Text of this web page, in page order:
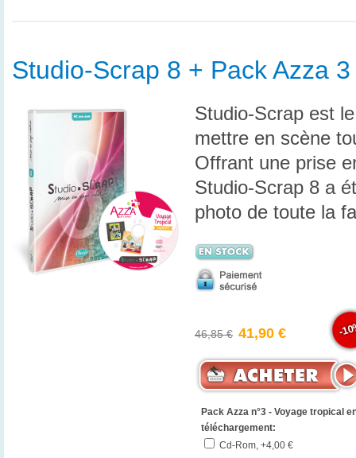
Studio-Scrap 8 + Pack Azza 3
Studio-Scrap est
mettre en scène
Offrant une prise
Studio-Scrap 8 a
photo de toute la
46,85 € 41,90 € -
Pack Azza n°3 - Voyage tropical
téléchargement:
Cd-Rom, +4,00 €